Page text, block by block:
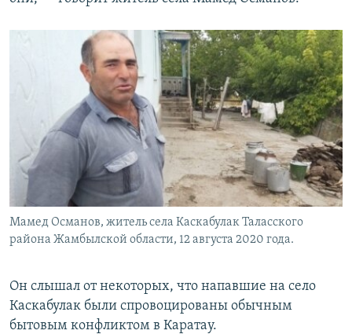
Мамед Османов, житель села Каскабулак Таласского
района Жамбылской области, 12 августа 2020 года.
Он слышал от некоторых, что напавшие на село
Каскабулак были спровоцированы обычным
бытовым конфликтом в Каратау.